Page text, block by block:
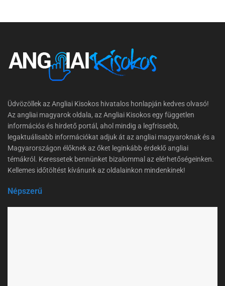
Üdvözöllek az Angliai Kisokos hivatalos honlapján kedves olvasó!
Az angliai magyarok oldala, az Angliai Kisokos egy független
információs és hirdető portál, ahol mindig a legfrissebb,
legaktuálisabb információkat adjuk át az angliai magyaroknak és a
Magyarországon élőknek az őket leginkább érdeklő angliai
témákról. Keressetek bennünket bizalommal az elérhetőségeinken.
Kellemes időtöltést kívánunk az oldalainkon mindenkinek!
Népszerű